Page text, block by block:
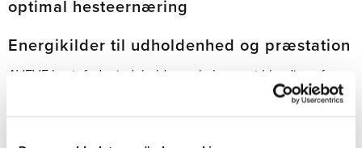
optimal hesteernæring
Energikilder til udholdenhed og præstation
AVEVE hestefoder indeholder en balanceret blanding af
. Med et højt indhold af